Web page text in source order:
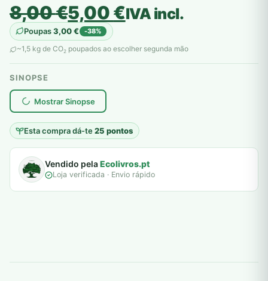
8,00€
O
preço
original
era:
8,00 €.
5,00€
O
preço
atual
é:
5,00 €.
IVA incl.
Poupas3,00€ -38%
~1,5 kg de CO2 poupados ao escolher segunda mão
SINOPSE
Mostrar Sinopse
Esta compra dá-te25 pontos
plantar árvores reais
Vendido pelaEcolivros.pt
Loja verificada · Envio rápido